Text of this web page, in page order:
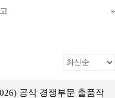
»
공식 경쟁부문 출품작